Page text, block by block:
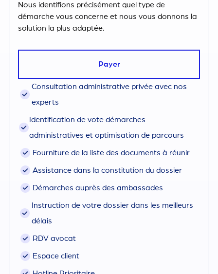
Nous identifions précisément quel type de
démarche vous concerne et nous vous donnons la
solution la plus adaptée.
Payer
Consultation administrative privée avec nos
experts
Identification de vote démarches
administratives et optimisation de parcours
Fourniture de la liste des documents à réunir
Assistance dans la constitution du dossier
Démarches auprès des ambassades
Instruction de votre dossier dans les meilleurs
délais
RDV avocat
Espace client